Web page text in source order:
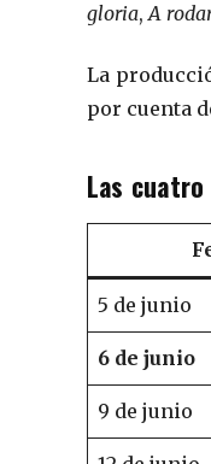
gloria,A
La
por cuenta
Las
5 de junio
6 de junio
9 de junio